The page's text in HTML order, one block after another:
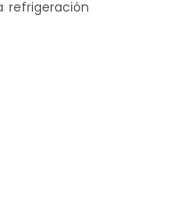
refrigeración